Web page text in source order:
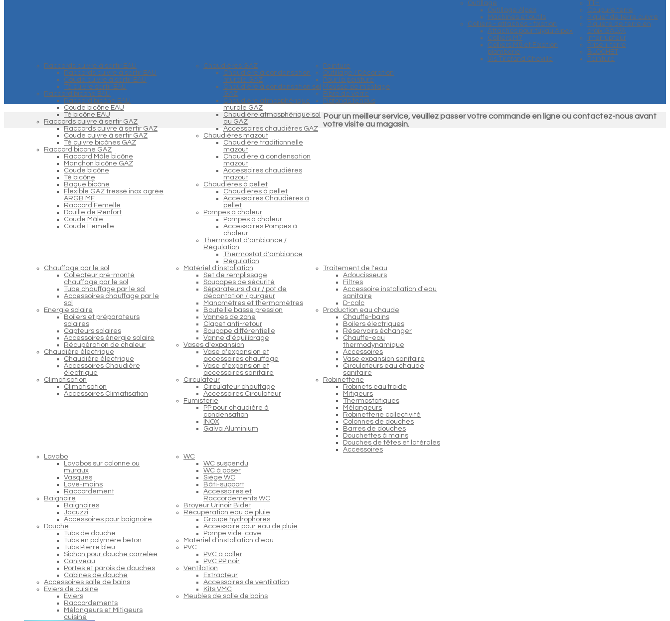
Outillage
Outillage Alpex
Machines et outils
Colliers - attaches - fixation
Attaches pour tuyau Alpex
Colliers M7
Colliers M8 et Fixation
plomberie
Vis Tirefond Cheville
Raccords cuivre à sertir EAU
Raccords cuivre à sertir EAU
Coude cuivre à sertir EAU
Té cuivre sertir EAU
Raccord bicone EAU
Raccord bicône EAU
Coude bicône EAU
Té bicône EAU
Raccords cuivre à sertir GAZ
Raccords cuivre à sertir GAZ
Coude cuivre à sertir GAZ
Té cuivre bicônes GAZ
Raccord bicone GAZ
Raccord Mâle bicône
Manchon bicône GAZ
Coude bicône
Té bicône
Bague bicône
Flexible GAZ tressé inox agrée
ARGB MF
Raccord Femelle
Douille de Renfort
Coude Mâle
Coude Femelle
Chaudières GAZ
Chaudière à condensation
murale GAZ
Chaudière à condensation sol
GAZ
Chaudière atmosphérique
murale GAZ
Chaudière atmosphérique sol
au GAZ
Accessoires chaudières GAZ
Chaudières mazout
Chaudière traditionnelle
mazout
Chaudière à condensation
mazout
Accessoires chaudières
mazout
Chaudières à pellet
Chaudières à pellet
Accessoires Chaudières à
pellet
Pompes à chaleur
Pompes à chaleur
Accessoires Pompes à
chaleur
Thermostat d'ambiance /
Régulation
Thermostat d'ambiance
Régulation
Chauffage par le sol
Collecteur pré-monté
chauffage par le sol
Tube chauffage par le sol
Accessoires chauffage par le
sol
Energie solaire
Boilers et préparateurs
solaires
Capteurs solaires
Accessoires énergie solaire
Récupération de chaleur
Chaudière électrique
Chaudière électrique
Accessoires Chaudière
électrique
Climatisation
Climatisation
Accessoires Climatisation
Matériel d'installation
Set de remplissage
Soupapes de sécurité
Séparateurs d'air / pot de
décantation / purgeur
Manomètres et thermomètres
Bouteille basse pression
Vannes de zone
Clapet anti-retour
Soupape différentielle
Vanne d'équilibrage
Vases d'expansion
Vase d'expansion et
accessoires chauffage
Vase d'expansion et
accessoires sanitaire
Circulateur
Circulateur chauffage
Accessoires Circulateur
Fumisterie
PP pour chaudière à
condensation
INOX
Galva Aluminium
Traitement de l'eau
Adoucisseurs
Filtres
Accessoire installation d'eau
sanitaire
D-calc
Production eau chaude
Chauffe-bains
Boilers électriques
Réservoirs échanger
Chauffe-eau
thermodynamique
Accessoires
Vase expansion sanitaire
Circulateurs eau chaude
sanitaire
Robinetterie
Robinets eau froide
Mitigeurs
Thermostatiques
Mélangeurs
Robinetterie collectivité
Colonnes de douches
Barres de douches
Douchettes à mains
Douches de têtes et latérales
Accessoires
Lavabo
Lavabos sur colonne ou
muraux
Vasques
Lave-mains
Raccordement
Baignoire
Baignoires
Jacuzzi
Accessoires pour baignoire
Douche
Tubs de douche
Tubs en polymère béton
Tubs Pierre bleu
Siphon pour douche carrelée
Caniveau
Portes et parois de douches
Cabines de douche
Accessoires salle de bains
Eviers de cuisine
Eviers
Raccordements
Mélangeurs et Mitigeurs
cuisine
WC
WC suspendu
WC à poser
Siège WC
Bâti-support
Accessoires et
Raccordements WC
Broyeur Urinoir Bidet
Récupération eau de pluie
Groupe hydrophores
Accessoire pour eau de pluie
Pompe vide-cave
Matériel d'installation d'eau
PVC
PVC à coller
PVC PP noir
Ventilation
Extracteur
Accessoires de ventilation
Kits VMC
Meubles de salle de bains
TTH
Coupure terre
Piquet de terre cuivre
Piquete de terre en
croix GALVA
Interrupteur
Prise + terre
BLOCHET
Peinture
Peinture
Outillage / Décoration
Pour la peinture
Mousse de montage
Fibre de verre
Plafonds tendus
Pour un meilleur service, veuillez passer votre commande en ligne ou contactez-nous avant
votre visite au magasin.